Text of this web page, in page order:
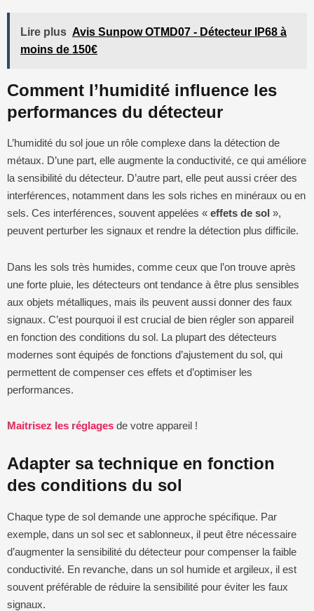
Lire plus Avis Sunpow OTMD07 - Détecteur IP68 à
moins de 150€
Comment l’humidité influence les
performances du détecteur
L’humidité du sol joue un rôle complexe dans la détection de
métaux. D’une part, elle augmente la conductivité, ce qui améliore
la sensibilité du détecteur. D’autre part, elle peut aussi créer des
interférences, notamment dans les sols riches en minéraux ou en
sels. Ces interférences, souvent appelées « effets de sol »,
peuvent perturber les signaux et rendre la détection plus difficile.
Dans les sols très humides, comme ceux que l’on trouve après
une forte pluie, les détecteurs ont tendance à être plus sensibles
aux objets métalliques, mais ils peuvent aussi donner des faux
signaux. C’est pourquoi il est crucial de bien régler son appareil
en fonction des conditions du sol. La plupart des détecteurs
modernes sont équipés de fonctions d’ajustement du sol, qui
permettent de compenser ces effets et d’optimiser les
performances.
Maitrisez les réglages de votre appareil !
Adapter sa technique en fonction
des conditions du sol
Chaque type de sol demande une approche spécifique. Par
exemple, dans un sol sec et sablonneux, il peut être nécessaire
d’augmenter la sensibilité du détecteur pour compenser la faible
conductivité. En revanche, dans un sol humide et argileux, il est
souvent préférable de réduire la sensibilité pour éviter les faux
signaux.